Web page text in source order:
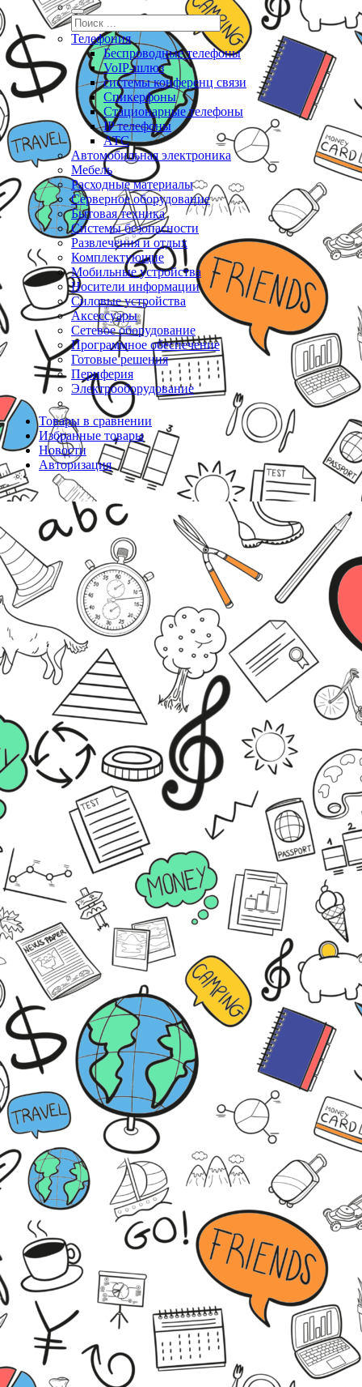
Телефония
Беспроводные телефоны
VoIP-шлюз
системы конференц связи
Спикерфоны
Стационарные телефоны
IP телефоны
АТС
Автомобильная электроника
Мебель
Расходные материалы
Серверное оборудование
Бытовая техника
Системы безопасности
Развлечения и отдых
Комплектующие
Мобильные устройства
Носители информации
Силовые устройства
Аксессуары
Сетевое оборудование
Программное обеспечение
Готовые решения
Периферия
Электрооборудование
Товары в сравнении
Избранные товары
Новости
Авторизация